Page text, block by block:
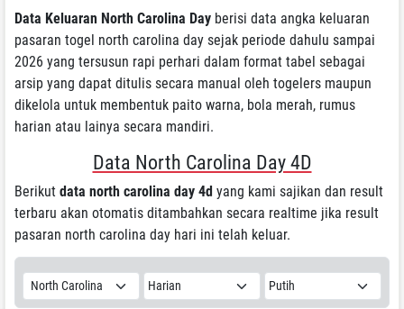
Data Keluaran North Carolina Day berisi data angka keluaran
pasaran togel north carolina day sejak periode dahulu sampai
2026 yang tersusun rapi perhari dalam format tabel sebagai
arsip yang dapat ditulis secara manual oleh togelers maupun
dikelola untuk membentuk paito warna, bola merah, rumus
harian atau lainya secara mandiri.
Data North Carolina Day 4D
Berikut data north carolina day 4d yang kami sajikan dan result
terbaru akan otomatis ditambahkan secara realtime jika result
pasaran north carolina day hari ini telah keluar.